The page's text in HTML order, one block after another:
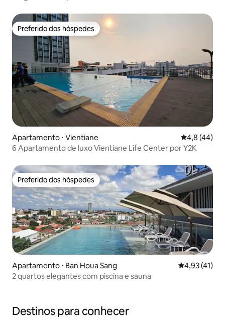
conveniente para morar e trabalhar! WIFI: 8Mbps.
Segurança 24 horas.
Preferido dos hóspedes
Preferido dos hóspedes
Apartamento ⋅ Vientiane 4,8 de uma
4,8 (44)
6 Apartamento de luxo Vientiane Life Center por Y2K
Preferido dos hóspedes
Preferido dos hóspedes
Apartamento ⋅ Ban Houa Sang 4,93 de uma
4,93 (41)
2 quartos elegantes com piscina e sauna
Destinos para conhecer